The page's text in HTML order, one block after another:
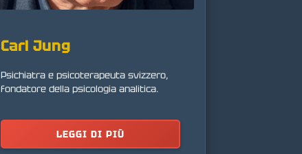
Carl Jung
Psichiatra e psicoterapeuta svizzero,
fondatore della psicologia analitica.
LEGGI DI PIÙ